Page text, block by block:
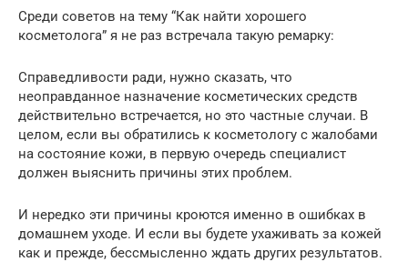
Среди советов на тему “Как найти хорошего
косметолога” я не раз встречала такую ремарку:
Справедливости ради, нужно сказать, что
неоправданное назначение косметических средств
действительно встречается, но это частные случаи. В
целом, если вы обратились к косметологу с жалобами
на состояние кожи, в первую очередь специалист
должен выяснить причины этих проблем.
И нередко эти причины кроются именно в ошибках в
домашнем уходе. И если вы будете ухаживать за кожей
как и прежде, бессмысленно ждать других результатов.